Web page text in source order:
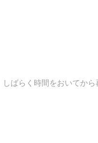
ばらく時間をおいてから